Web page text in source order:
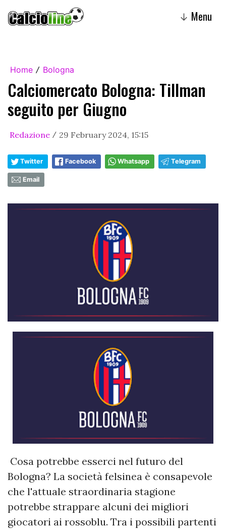
↓ Menu
Home / Bologna
Calciomercato Bologna: Tillman
seguito per Giugno
Redazione / 29 February 2024, 15:15
Twitter Facebook Whatsapp Telegram
Email
Cosa potrebbe esserci nel futuro del
Bologna? La società felsinea è consapevole
che l'attuale straordinaria stagione
potrebbe strappare alcuni dei migliori
giocatori ai rossoblu. Tra i possibili partenti